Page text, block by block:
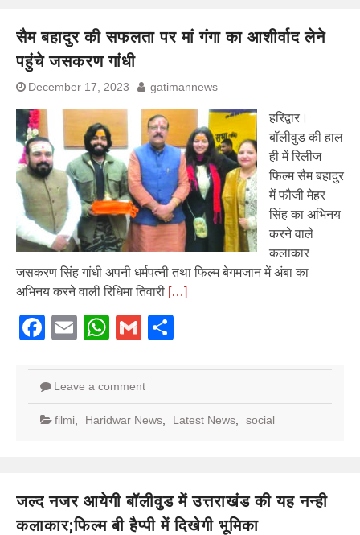
सैम बहादुर की सफलता पर मां गंगा का आशीर्वाद लेने
पहुंचे जसकरण गांधी
December 17, 2023 gatimannews
हरिद्वार।
बॉलीवुड की हाल
ही में रिलीज
फिल्म सैम बहादुर
में फौजी मेहर
सिंह का अभिनय
करने वाले
कलाकार
जसकरण सिंह गांधी अपनी धर्मपत्नी तथा फिल्म बेगमजान में अंबा का
अभिनय करने वाली रिधिमा तिवारी […]
Facebook
EmailWhatsApp
Gmail
Leave a comment
filmi Haridwar News Latest News social
जल्द नजर आयेगी बॉलीवुड में उत्तराखंड की यह नन्ही
कलाकार;फिल्म बी हैप्पी में दिखेगी भूमिका